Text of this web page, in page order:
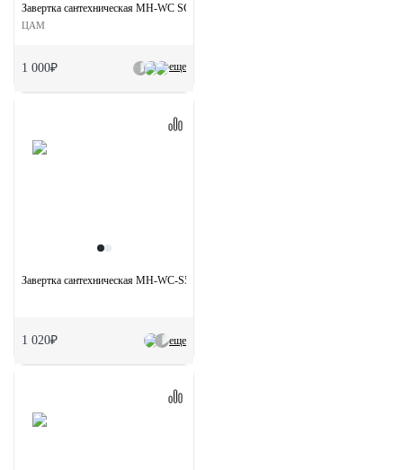
еще
Завертка сантехническая MH-WC SC/CP на круглой розетке цвет мат.хром/хром
ЦАМ
1 000₽
еще
Завертка сантехническая MH-WC-S55 GR/PC на квадратной розетке цвет графит/
1 020₽